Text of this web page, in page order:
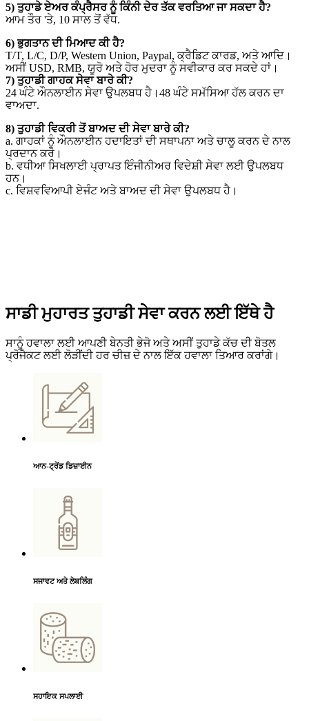
5) ਤੁਹਾਡੇ ਏਅਰ ਕੰਪ੍ਰੈਸਰ ਨੂੰ ਕਿੰਨੀ ਦੇਰ ਤੱਕ ਵਰਤਿਆ ਜਾ ਸਕਦਾ ਹੈ?
ਆਮ ਤੌਰ 'ਤੇ, 10 ਸਾਲ ਤੋਂ ਵੱਧ.
6) ਭੁਗਤਾਨ ਦੀ ਮਿਆਦ ਕੀ ਹੈ?
T/T, L/C, D/P, Western Union, Paypal, ਕ੍ਰੈਡਿਟ ਕਾਰਡ, ਅਤੇ ਆਦਿ।
ਅਸੀਂ USD, RMB, ਯੂਰੋ ਅਤੇ ਹੋਰ ਮੁਦਰਾ ਨੂੰ ਸਵੀਕਾਰ ਕਰ ਸਕਦੇ ਹਾਂ।
7) ਤੁਹਾਡੀ ਗਾਹਕ ਸੇਵਾ ਬਾਰੇ ਕੀ?
24 ਘੰਟੇ ਔਨਲਾਈਨ ਸੇਵਾ ਉਪਲਬਧ ਹੈ।48 ਘੰਟੇ ਸਮੱਸਿਆ ਹੱਲ ਕਰਨ ਦਾ
ਵਾਅਦਾ.
8) ਤੁਹਾਡੀ ਵਿਕਰੀ ਤੋਂ ਬਾਅਦ ਦੀ ਸੇਵਾ ਬਾਰੇ ਕੀ?
a. ਗਾਹਕਾਂ ਨੂੰ ਔਨਲਾਈਨ ਹਦਾਇਤਾਂ ਦੀ ਸਥਾਪਨਾ ਅਤੇ ਚਾਲੂ ਕਰਨ ਦੇ ਨਾਲ
ਪ੍ਰਦਾਨ ਕਰੋ।
b. ਵਧੀਆ ਸਿਖਲਾਈ ਪ੍ਰਾਪਤ ਇੰਜੀਨੀਅਰ ਵਿਦੇਸ਼ੀ ਸੇਵਾ ਲਈ ਉਪਲਬਧ
ਹਨ।
c. ਵਿਸ਼ਵਵਿਆਪੀ ਏਜੰਟ ਅਤੇ ਬਾਅਦ ਦੀ ਸੇਵਾ ਉਪਲਬਧ ਹੈ।
ਸਾਡੀ ਮੁਹਾਰਤ ਤੁਹਾਡੀ ਸੇਵਾ ਕਰਨ ਲਈ ਇੱਥੇ ਹੈ
ਸਾਨੂੰ ਹਵਾਲਾ ਲਈ ਆਪਣੀ ਬੇਨਤੀ ਭੇਜੋ ਅਤੇ ਅਸੀਂ ਤੁਹਾਡੇ ਕੱਚ ਦੀ ਬੋਤਲ
ਪ੍ਰੋਜੈਕਟ ਲਈ ਲੋੜੀਂਦੀ ਹਰ ਚੀਜ਼ ਦੇ ਨਾਲ ਇੱਕ ਹਵਾਲਾ ਤਿਆਰ ਕਰਾਂਗੇ।
ਆਨ-ਟ੍ਰੇਂਡ ਡਿਜ਼ਾਈਨ
ਸਜਾਵਟ ਅਤੇ ਲੇਬਲਿੰਗ
ਸਹਾਇਕ ਸਪਲਾਈ